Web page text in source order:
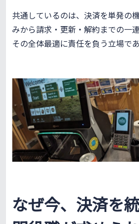
共通しているのは、決済を単発の
みから請求・更新・解約までの一
その全体最適に責任を負う立場で
なぜ今、決済を